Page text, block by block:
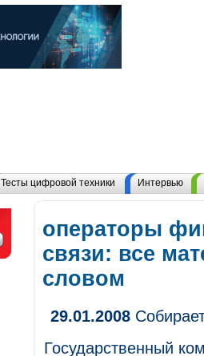
Тесты цифровой техники Интервью
операторы
связи: все
словом
29.01.2008
Государственный